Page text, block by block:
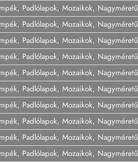
Padlólapok, Mozaikok,
Padlólapok, Mozaikok,
Padlólapok, Mozaikok,
Padlólapok, Mozaikok,
Padlólapok, Mozaikok,
Padlólapok, Mozaikok,
Padlólapok, Mozaikok,
Padlólapok, Mozaikok,
Padlólapok, Mozaikok,
Padlólapok, Mozaikok,